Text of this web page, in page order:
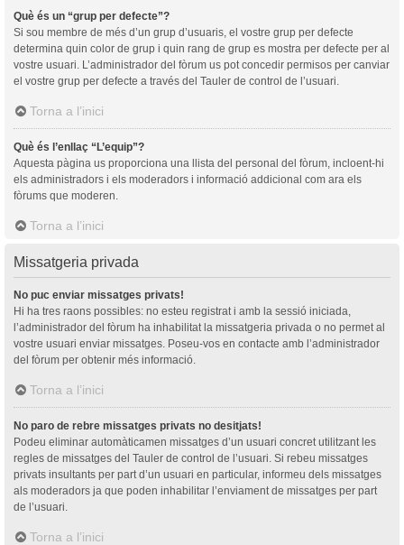
Què és un “grup per defecte”?
Si sou membre de més d’un grup d’usuaris, el vostre grup per defecte
determina quin color de grup i quin rang de grup es mostra per defecte per al
vostre usuari. L’administrador del fòrum us pot concedir permisos per canviar
el vostre grup per defecte a través del Tauler de control de l’usuari.
Torna a l’inici
Què és l’enllaç “L’equip”?
Aquesta pàgina us proporciona una llista del personal del fòrum, incloent-hi
els administradors i els moderadors i informació addicional com ara els
fòrums que moderen.
Torna a l’inici
Missatgeria privada
No puc enviar missatges privats!
Hi ha tres raons possibles: no esteu registrat i amb la sessió iniciada,
l’administrador del fòrum ha inhabilitat la missatgeria privada o no permet al
vostre usuari enviar missatges. Poseu-vos en contacte amb l’administrador
del fòrum per obtenir més informació.
Torna a l’inici
No paro de rebre missatges privats no desitjats!
Podeu eliminar automàticamen missatges d’un usuari concret utilitzant les
regles de missatges del Tauler de control de l’usuari. Si rebeu missatges
privats insultants per part d’un usuari en particular, informeu dels missatges
als moderadors ja que poden inhabilitar l’enviament de missatges per part
de l’usuari.
Torna a l’inici